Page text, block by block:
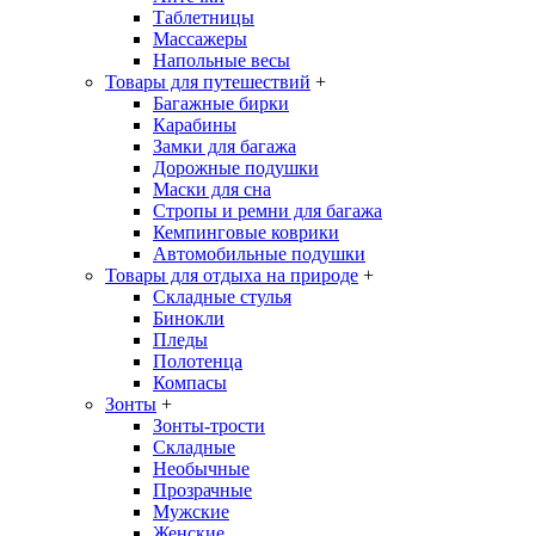
Таблетницы
Массажеры
Напольные весы
Товары для путешествий +
Багажные бирки
Карабины
Замки для багажа
Дорожные подушки
Маски для сна
Стропы и ремни для багажа
Кемпинговые коврики
Автомобильные подушки
Товары для отдыха на природе +
Складные стулья
Бинокли
Пледы
Полотенца
Компасы
Зонты +
Зонты-трости
Складные
Необычные
Прозрачные
Мужские